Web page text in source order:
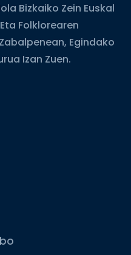
Bizkaiko Zein Euskal
Folklorearen
Egindako
Izan Zuen.